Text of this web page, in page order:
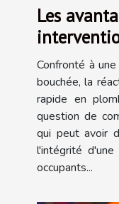
Les
plomberie
Confronté à
bouchée, la
rapide en
question de
qui peut avoir
l'intégrité
occupants...